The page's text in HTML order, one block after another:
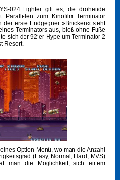
024 Fighter gilt es, die drohende
Parallelen zum Kinofilm Terminator
der erste Endgegner »Brucken« sieht
Terminators aus, bloß ohne Füße
sich der 92‘er Hype um Terminator 2
Resort.
Option Menü, wo man die Anzahl
(Easy, Normal, Hard, MVS)
man die Möglichkeit, sich einem